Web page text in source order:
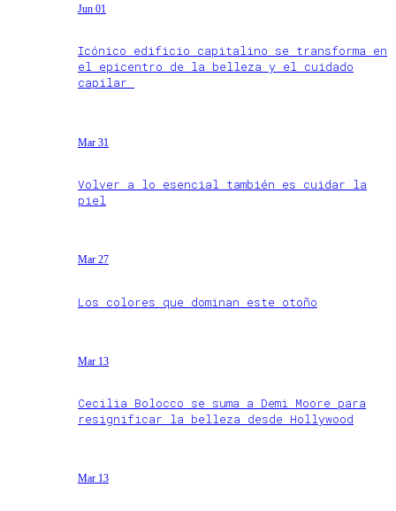
Jun 01
Icónico edificio capitalino se transforma en
el epicentro de la belleza y el cuidado
capilar
Mar 31
Volver a lo esencial también es cuidar la
piel
Mar 27
Los colores que dominan este otoño
Mar 13
Cecilia Bolocco se suma a Demi Moore para
resignificar la belleza desde Hollywood
Mar 13